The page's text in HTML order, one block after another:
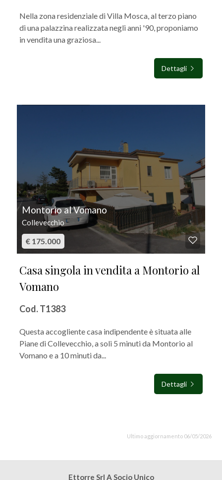
Nella zona residenziale di Villa Mosca, al terzo piano
di una palazzina realizzata negli anni '90, proponiamo
in vendita una graziosa...
Dettagli
Montorio al Vomano
Collevecchio
€ 175.000
Casa singola in vendita a Montorio al
Vomano
Cod. T1383
Questa accogliente casa indipendente è situata alle
Piane di Collevecchio, a soli 5 minuti da Montorio al
Vomano e a 10 minuti da...
Dettagli
Ultimo aggiornamento 06/05/2026
Ettorre Srl A Socio Unico